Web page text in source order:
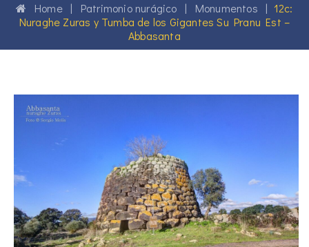
Home| Patrimonio nurágico | Monumentos | 12c:
Nuraghe Zuras y Tumba de los Gigantes Su Pranu Est –
Abbasanta